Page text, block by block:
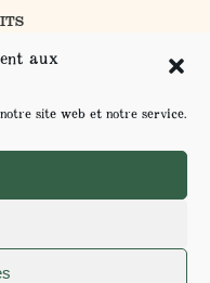
aux
site web et notre service.
DE CONFIDENTIALITÉ
ET LÉGUMES PAR JOUR -